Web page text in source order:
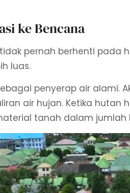
ke Bencana
pernah berhenti pada
luas.
penyerap air alami.
air hujan. Ketika hutan
tanah dalam jumlah